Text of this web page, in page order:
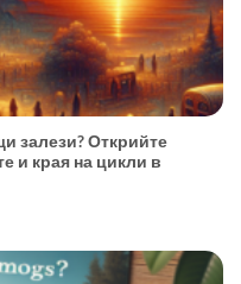
залези? Открийте
и края на цикли в